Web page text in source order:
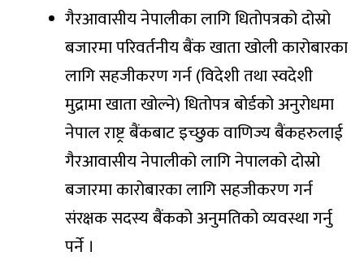
गैरआवासीय नेपालीका लागि धितोपत्रको दोस्रो
बजारमा परिवर्तनीय बैंक खाता खोली कारोबारका
लागि सहजीकरण गर्न (विदेशी तथा स्वदेशी
मुद्रामा खाता खोल्ने) धितोपत्र बोर्डको अनुरोधमा
नेपाल राष्ट्र बैंकबाट इच्छुक वाणिज्य बैंकहरुलाई
गैरआवासीय नेपालीको लागि नेपालको दोस्रो
बजारमा कारोबारका लागि सहजीकरण गर्न
संरक्षक सदस्य बैंकको अनुमतिको व्यवस्था गर्नु
पर्ने ।